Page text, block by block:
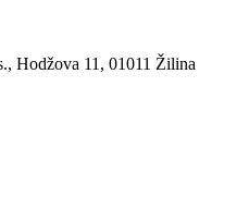
Hodžova 11, 01011 Žilina